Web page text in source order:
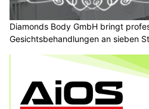
Diamonds Body GmbH bringt
Gesichtsbehandlungen an sieben